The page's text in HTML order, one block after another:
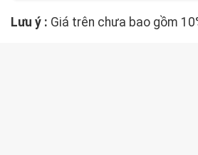
Lưu ý : Giá trên chưa bao gồm